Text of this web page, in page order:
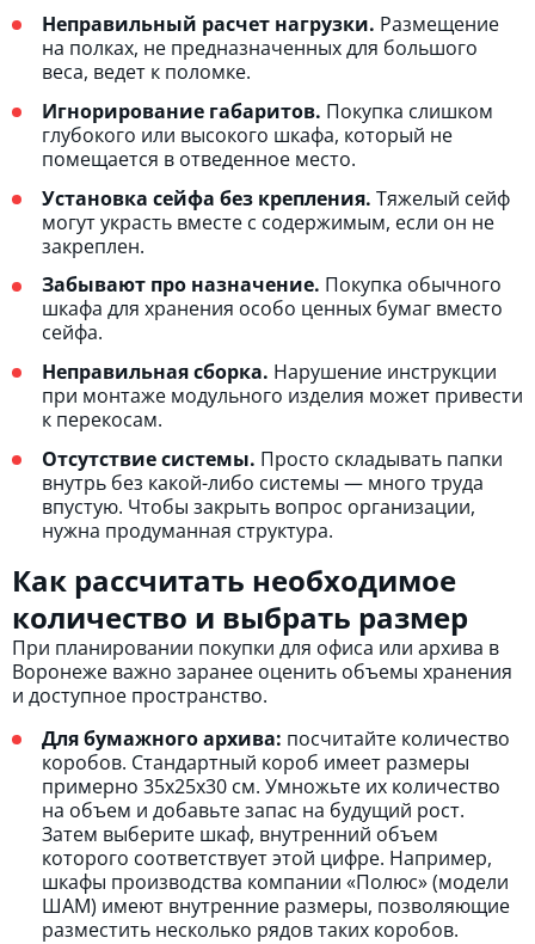
Неправильный расчет нагрузки. Размещение
на полках, не предназначенных для большого
веса, ведет к поломке.
Игнорирование габаритов. Покупка слишком
глубокого или высокого шкафа, который не
помещается в отведенное место.
Установка сейфа без крепления. Тяжелый сейф
могут украсть вместе с содержимым, если он не
закреплен.
Забывают про назначение. Покупка обычного
шкафа для хранения особо ценных бумаг вместо
сейфа.
Неправильная сборка. Нарушение инструкции
при монтаже модульного изделия может привести
к перекосам.
Отсутствие системы. Просто складывать папки
внутрь без какой-либо системы — много труда
впустую. Чтобы закрыть вопрос организации,
нужна продуманная структура.
Как рассчитать необходимое
количество и выбрать размер
При планировании покупки для офиса или архива в
Воронеже важно заранее оценить объемы хранения
и доступное пространство.
Для бумажного архива: посчитайте количество
коробов. Стандартный короб имеет размеры
примерно 35x25x30 см. Умножьте их количество
на объем и добавьте запас на будущий рост.
Затем выберите шкаф, внутренний объем
которого соответствует этой цифре. Например,
шкафы производства компании «Полюс» (модели
ШАМ) имеют внутренние размеры, позволяющие
разместить несколько рядов таких коробов.